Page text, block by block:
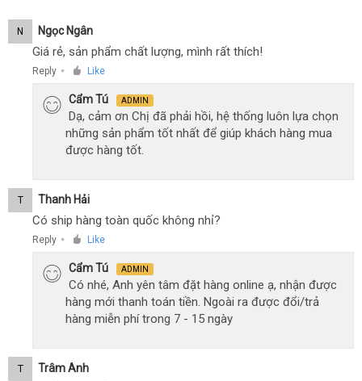
N Ngọc Ngân
Giá rẻ, sản phẩm chất lượng, mình rất thích!
Reply ● Like
Cẩm Tú ADMIN
Dạ, cảm ơn Chị đã phải hồi, hệ thống luôn lựa chọn
những sản phẩm tốt nhất để giúp khách hàng mua
được hàng tốt.
T Thanh Hải
Có ship hàng toàn quốc không nhỉ?
Reply ● Like
Cẩm Tú ADMIN
Có nhé, Anh yên tâm đặt hàng online ạ, nhận được
hàng mới thanh toán tiền. Ngoài ra được đổi/trả
hàng miễn phí trong 7 - 15 ngày
T Trâm Anh